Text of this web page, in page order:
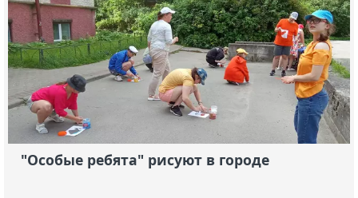
"Особые ребята" рисуют в городе